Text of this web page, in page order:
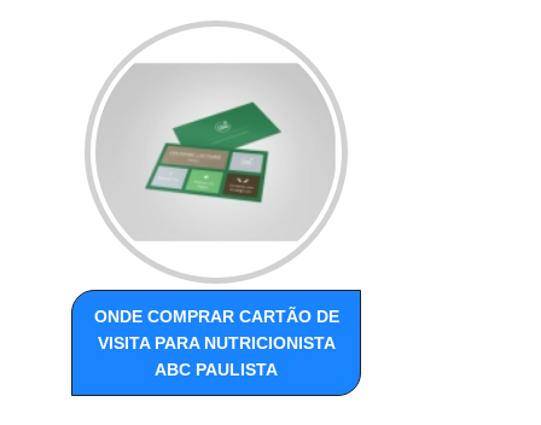
ONDE COMPRAR CARTÃO DE
VISITA PARA NUTRICIONISTA
ABC PAULISTA